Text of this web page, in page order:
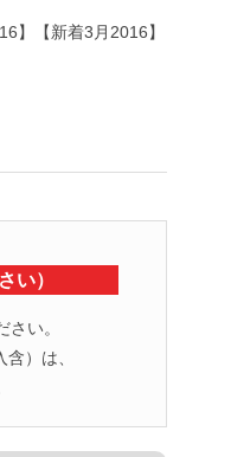
】【新着3月2016】
い）
い。
）は、